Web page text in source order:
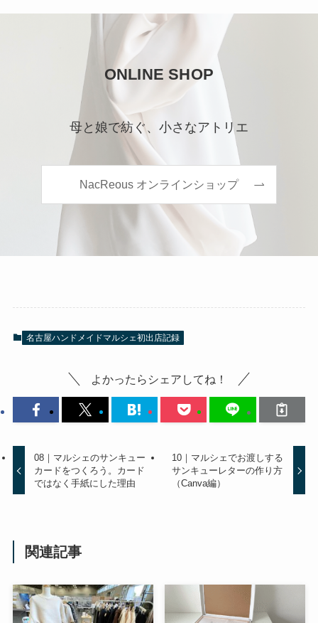
ONLINE SHOP
母と娘で紡ぐ、小さなアトリエ
NacReous オンラインショップ
名古屋ハンドメイドマルシェ初出店記録
よかったらシェアしてね！
08｜マルシェのサンキュー
カードをつくろう。カード
ではなく手紙にした理由
10｜マルシェでお渡しする
サンキューレターの作り方
（Canva編）
関連記事